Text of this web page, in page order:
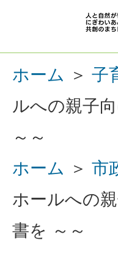
ホーム ＞ 子
ルへの親子
～～
ホーム
＞ 市
ホールへの
書を ～～